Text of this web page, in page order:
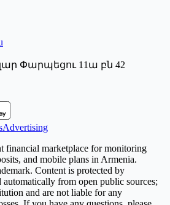
Փարպեցու 11ա բն 42
Advertising
financial marketplace for monitoring
and mobile plans in Armenia.
Content is protected by
from open public sources;
and are not liable for any